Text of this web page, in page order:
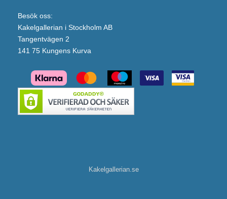
Besök oss:
Kakelgallerian i Stockholm AB
Tangentvägen 2
141 75 Kungens Kurva
Kakelgallerian.se